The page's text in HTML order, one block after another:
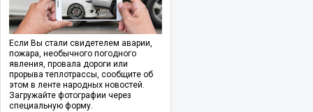
Если Вы стали свидетелем аварии,
пожара, необычного погодного
явления, провала дороги или
прорыва теплотрассы, сообщите об
этом в ленте народных новостей.
Загружайте фотографии через
специальную форму.